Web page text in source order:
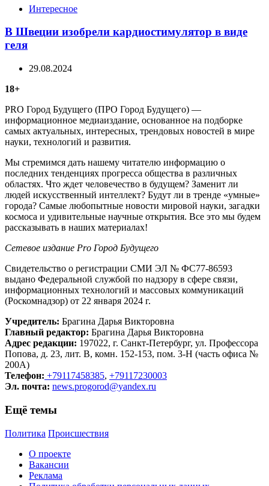
CategoriesИнтересное
В Швеции изобрели кардиостимулятор в виде
геля
29.08.2024
18+
PRO Город Будущего (ПРО Город Будущего) —
информационное медиаиздание, основанное на подборке
самых актуальных, интересных, трендовых новостей в мире
науки, технологий и развития.
Мы стремимся дать нашему читателю информацию о
последних тенденциях прогресса общества в различных
областях. Что ждет человечество в будущем? Заменит ли
людей искусственный интеллект? Будут ли в тренде «умные»
города? Самые любопытные новости мировой науки, загадки
космоса и удивительные научные открытия. Все это мы будем
рассказывать в наших материалах!
Сетевое издание Рrо Город Будущего
Свидетельство о регистрации СМИ ЭЛ № ФС77-86593
выдано Федеральной службой по надзору в сфере связи,
информационных технологий и массовых коммуникаций
(Роскомнадзор) от 22 января 2024 г.
Учредитель: Брагина Дарья Викторовна
Главный редактор: Брагина Дарья Викторовна
Адрес редакции: 197022, г. Санкт-Петербург, ул. Профессора
Попова, д. 23, лит. В, комн. 152-153, пом. 3-Н (часть офиса №
200А)
Телефон: +79117458385, +79117230003
Эл. почта: news.progorod@yandex.ru
Ещё темы
Политика Происшествия
О проекте
Вакансии
Реклама